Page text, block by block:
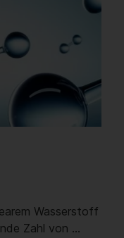
Wasserstoff
Zahl von …